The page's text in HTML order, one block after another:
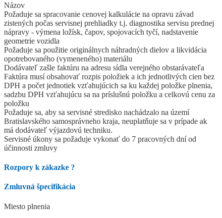
Názov
Požaduje sa spracovanie cenovej kalkulácie na opravu závad
zistených počas servisnej prehliadky t.j. diagnostika servisu prednej
nápravy - výmena ložísk, čapov, spojovacích tyčí, nadstavenie
geometrie vozidla
Požaduje sa použitie originálnych náhradných dielov a likvidácia
opotrebovaného (vymeneného) materiálu
Dodávateľ zašle faktúru na adresu sídla verejného obstarávateľa
Faktúra musí obsahovať rozpis položiek a ich jednotlivých cien bez
DPH a počet jednotiek vzťahujúcich sa ku každej položke plnenia,
sadzbu DPH vzťahujúcu sa na príslušnú položku a celkovú cenu za
položku
Požaduje sa, aby sa servisné stredisko nachádzalo na území
Bratislavského samosprávneho kraja, neuplatňuje sa v prípade ak
má dodávateľ výjazdovú techniku.
Servisné úkony sa požaduje vykonať do 7 pracovných dní od
účinnosti zmluvy
Rozpory k zákazke ?
Zmluvná špecifikácia
Miesto plnenia